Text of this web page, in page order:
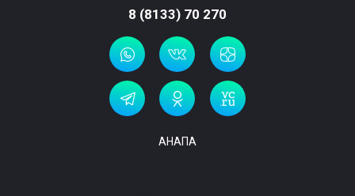
8 (8133) 70 270
АНАПА